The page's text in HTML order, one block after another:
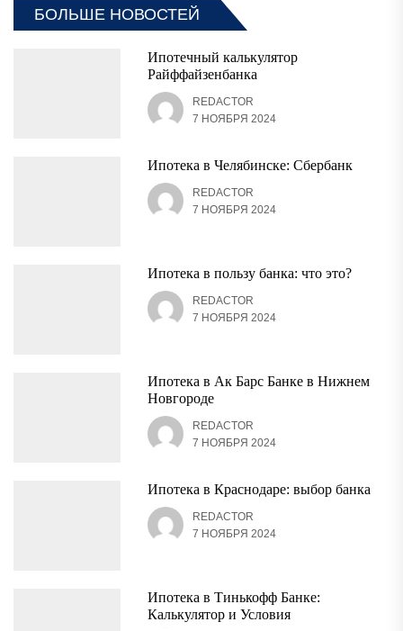
БОЛЬШЕ НОВОСТЕЙ
Ипотечный калькулятор
Райффайзенбанка
REDACTOR
7 НОЯБРЯ 2024
Ипотека в Челябинске: Сбербанк
REDACTOR
7 НОЯБРЯ 2024
Ипотека в пользу банка: что это?
REDACTOR
7 НОЯБРЯ 2024
Ипотека в Ак Барс Банке в Нижнем
Новгороде
REDACTOR
7 НОЯБРЯ 2024
Ипотека в Краснодаре: выбор банка
REDACTOR
7 НОЯБРЯ 2024
Ипотека в Тинькофф Банке:
Калькулятор и Условия